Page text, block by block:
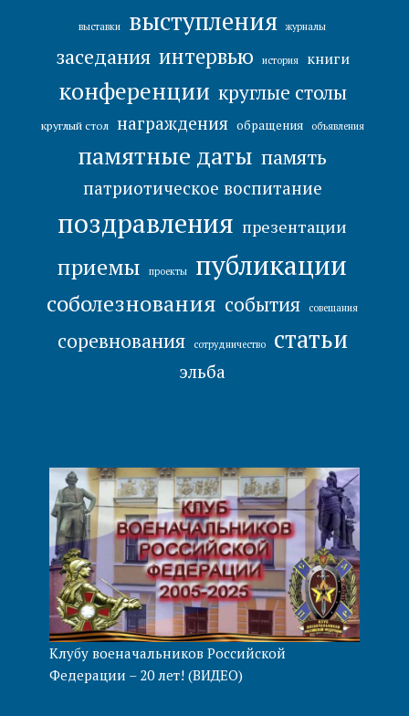
выставки выступления журналы
заседания интервью история книги
конференции круглые столы
круглый стол награждения обращения объявления
памятные даты память
патриотическое воспитание
поздравления презентации
приемы проекты публикации
соболезнования события совещания
соревнования сотрудничество статьи
эльба
Клубу военачальников Российской
Федерации – 20 лет! (ВИДЕО)